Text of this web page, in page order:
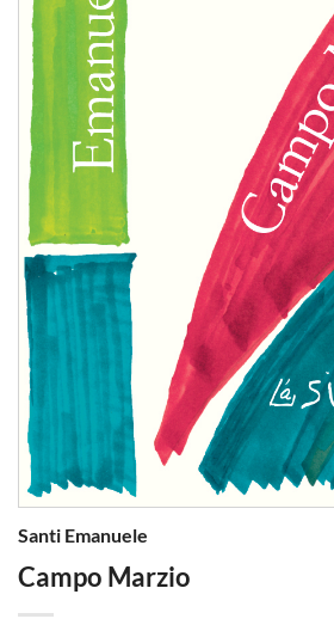
Santi Emanuele
Campo Marzio